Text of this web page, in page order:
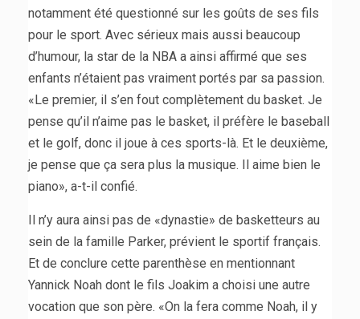
notamment été questionné sur les goûts de ses fils
pour le sport. Avec sérieux mais aussi beaucoup
d’humour, la star de la NBA a ainsi affirmé que ses
enfants n’étaient pas vraiment portés par sa passion.
«Le premier, il s’en fout complètement du basket. Je
pense qu’il n’aime pas le basket, il préfère le baseball
et le golf, donc il joue à ces sports-là. Et le deuxième,
je pense que ça sera plus la musique. Il aime bien le
piano», a-t-il confié.
Il n’y aura ainsi pas de «dynastie» de basketteurs au
sein de la famille Parker, prévient le sportif français.
Et de conclure cette parenthèse en mentionnant
Yannick Noah dont le fils Joakim a choisi une autre
vocation que son père. «On la fera comme Noah, il y